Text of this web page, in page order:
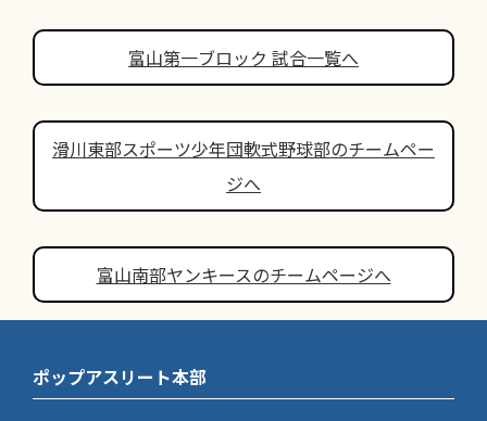
富山第一ブロック 試合一覧へ
滑川東部スポーツ少年団軟式野球部のチームペー
ジへ
富山南部ヤンキースのチームページへ
ポップアスリート本部